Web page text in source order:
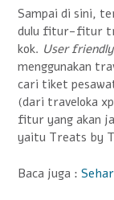
Sampai di sini,
dulu fitur-fitur
kok. User friendly
menggunakan
cari tiket
(dari traveloka
fitur yang akan
yaitu Treats by
Baca juga :